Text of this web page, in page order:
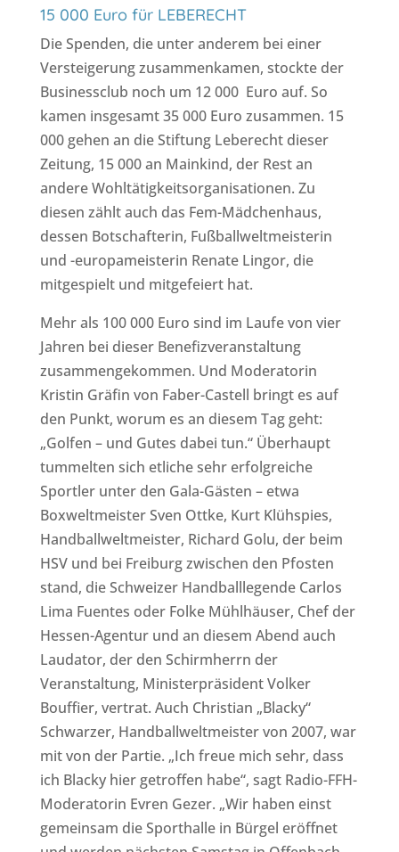
15 000 Euro für LEBERECHT
Die Spenden, die unter anderem bei einer
Versteigerung zusammenkamen, stockte der
Businessclub noch um 12 000 Euro auf. So
kamen insgesamt 35 000 Euro zusammen. 15
000 gehen an die Stiftung Leberecht dieser
Zeitung, 15 000 an Mainkind, der Rest an
andere Wohltätigkeitsorganisationen. Zu
diesen zählt auch das Fem-Mädchenhaus,
dessen Botschafterin, Fußballweltmeisterin
und -europameisterin Renate Lingor, die
mitgespielt und mitgefeiert hat.
Mehr als 100 000 Euro sind im Laufe von vier
Jahren bei dieser Benefizveranstaltung
zusammengekommen. Und Moderatorin
Kristin Gräfin von Faber-Castell bringt es auf
den Punkt, worum es an diesem Tag geht:
„Golfen – und Gutes dabei tun.“ Überhaupt
tummelten sich etliche sehr erfolgreiche
Sportler unter den Gala-Gästen – etwa
Boxweltmeister Sven Ottke, Kurt Klühspies,
Handballweltmeister, Richard Golu, der beim
HSV und bei Freiburg zwischen den Pfosten
stand, die Schweizer Handballlegende Carlos
Lima Fuentes oder Folke Mühlhäuser, Chef der
Hessen-Agentur und an diesem Abend auch
Laudator, der den Schirmherrn der
Veranstaltung, Ministerpräsident Volker
Bouffier, vertrat. Auch Christian „Blacky“
Schwarzer, Handballweltmeister von 2007, war
mit von der Partie. „Ich freue mich sehr, dass
ich Blacky hier getroffen habe“, sagt Radio-FFH-
Moderatorin Evren Gezer. „Wir haben einst
gemeinsam die Sporthalle in Bürgel eröffnet